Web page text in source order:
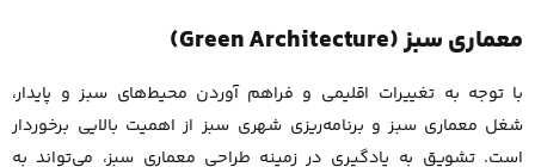
معماری سبز (Green Architecture)
با توجه به تغییرات اقلیمی و فراهم آوردن محیط‌های سبز و پایدار،
شغل معماری سبز و برنامه‌ریزی شهری سبز از اهمیت بالایی برخوردار
است. تشویق به یادگیری در زمینه طراحی معماری سبز، می‌تواند به